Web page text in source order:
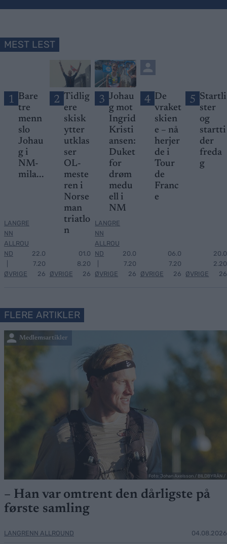
MEST LEST
1 Bare
tre
menn
slo
Johau
g i
NM-
mila...
LANGRE
NN
ALLROU
ND
ØVRIGE
22.0
7.20
26
2 Tidlig
ere
skisk
ytter
utklas
ser
OL-
meste
ren i
Norse
man
triatlo
n
ØVRIGE
01.0
8.20
26
3 Johau
g mot
Ingrid
Kristi
ansen:
Duket
for
drøm
medu
ell i
NM
LANGRE
NN
ALLROU
ND
ØVRIGE
20.0
7.20
26
4 De
vraket
skien
e – nå
herjer
de i
Tour
de
Franc
e
ØVRIGE
06.0
7.20
26
5 Startli
ster
og
startti
der
freda
g
ØVRIGE
20.0
2.20
26
FLERE ARTIKLER
Medlemsartikler
Foto: Johan Axelsson / BILDBYRÅN /
– Han var omtrent den dårligste på
første samling
LANGRENN ALLROUND 04.08.2026